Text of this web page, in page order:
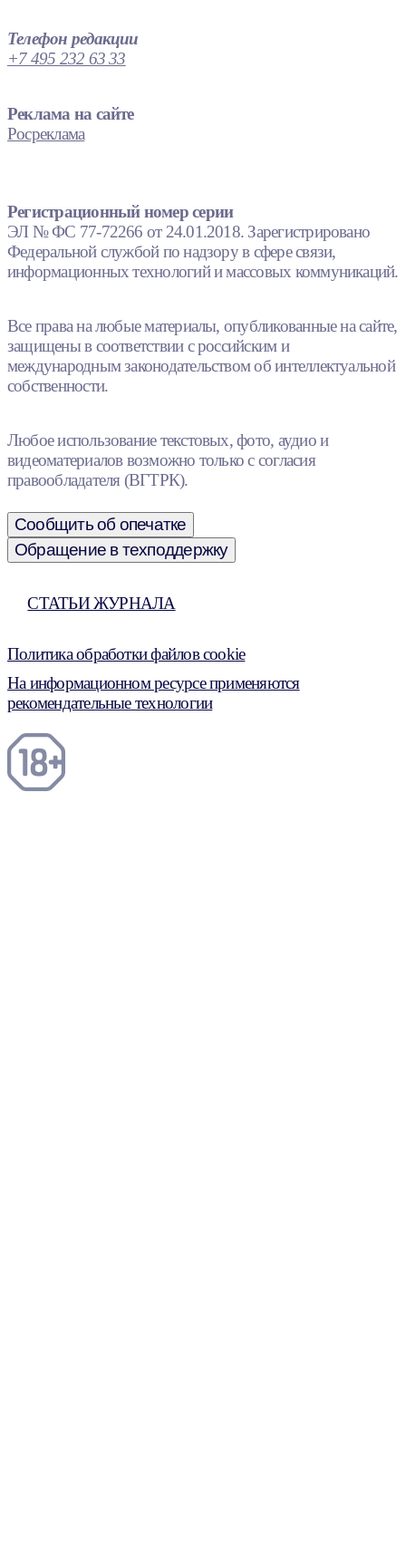
Телефон редакции
+7 495 232 63 33
Реклама на сайте
Росреклама
Регистрационный номер серии
ЭЛ № ФС 77-72266 от 24.01.2018. Зарегистрировано
Федеральной службой по надзору в сфере связи,
информационных технологий и массовых коммуникаций.
Все права на любые материалы, опубликованные на сайте,
защищены в соответствии с российским и
международным законодательством об интеллектуальной
собственности.
Любое использование текстовых, фото, аудио и
видеоматериалов возможно только с согласия
правообладателя (ВГТРК).
Сообщить об опечатке
Обращение в техподдержку
СТАТЬИ ЖУРНАЛА
Политика обработки файлов cookie
На информационном ресурсе применяются
рекомендательные технологии